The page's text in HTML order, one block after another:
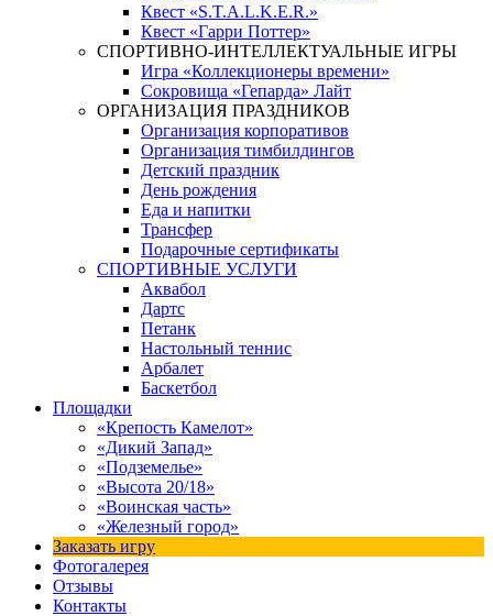
Квест «S.T.A.L.K.E.R.»
Квест «Гарри Поттер»
СПОРТИВНО-ИНТЕЛЛЕКТУАЛЬНЫЕ ИГРЫ
Игра «Коллекционеры времени»
Сокровища «Гепарда» Лайт
ОРГАНИЗАЦИЯ ПРАЗДНИКОВ
Организация корпоративов
Организация тимбилдингов
Детский праздник
День рождения
Еда и напитки
Трансфер
Подарочные сертификаты
СПОРТИВНЫЕ УСЛУГИ
Аквабол
Дартс
Петанк
Настольный теннис
Арбалет
Баскетбол
Площадки
«Крепость Камелот»
«Дикий Запад»
«Подземелье»
«Высота 20/18»
«Воинская часть»
«Железный город»
Заказать игру
Фотогалерея
Отзывы
Контакты